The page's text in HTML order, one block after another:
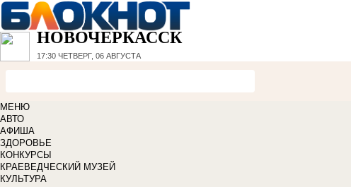
НОВОЧЕРКАССК
17:30 ЧЕТВЕРГ, 06 АВГУСТА
МЕНЮ
АВТО
АФИША
ЗДОРОВЬЕ
КОНКУРСЫ
КРАЕВЕДЧЕСКИЙ МУЗЕЙ
КУЛЬТУРА